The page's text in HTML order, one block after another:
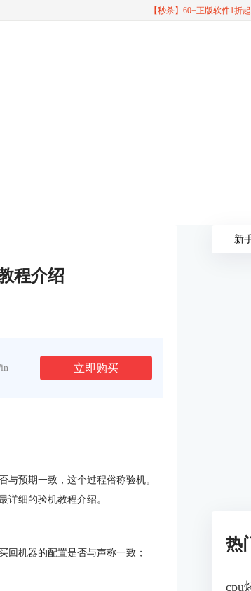
【秒杀】60+正版软件1折
程介绍
立即购买
预期一致，这个过程俗称验机。
详细的验机教程介绍。
回机器的配置是否与声称一致；
新
热